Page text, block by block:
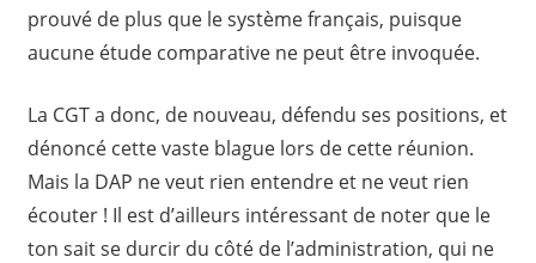
prouvé de plus que le système français, puisque
aucune étude comparative ne peut être invoquée.
La CGT a donc, de nouveau, défendu ses positions, et
dénoncé cette vaste blague lors de cette réunion.
Mais la DAP ne veut rien entendre et ne veut rien
écouter ! Il est d’ailleurs intéressant de noter que le
ton sait se durcir du côté de l’administration, qui ne